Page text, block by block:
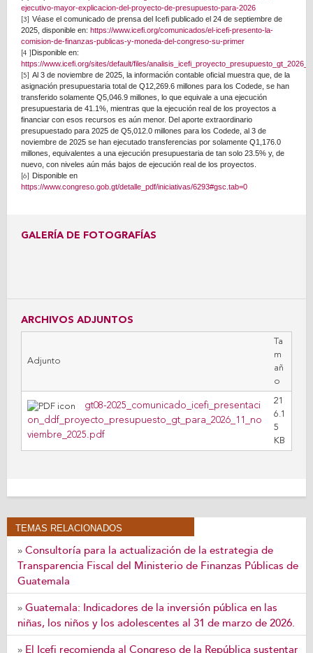
ejecutivo-mayor-explicacion-del-proyecto-de-presupuesto-para-2026
[3]
Véase el comunicado de prensa del Icefi publicado el 24 de septiembre de
2025, disponible en: https://www.icefi.org/comunicados/el-icefi-presento-la-
comision-de-finanzas-publicas-y-moneda-del-congreso-su-primer
[4 ] Disponible en:
https://www.icefi.org/sites/default/files/
[5]
Al 3 de noviembre de 2025, la información contable oficial muestra que, de la
asignación presupuestaria total de Q12,269.6 millones para los Codede, se han
transferido solamente Q5,046.9 millones, lo que equivale a una ejecución
presupuestaria de 41.1%, mientras que la ejecución real de los proyectos a
financiar con esos recursos es aún menor. Del aporte extraordinario
presupuestado para 2025 de Q5,012.0 millones para los Codede, al 3 de
noviembre de 2025 se han ejecutado transferencias por solamente Q1,176.0
millones, equivalentes a una ejecución presupuestaria de tan solo 23.5% y, de
nuevo, con niveles aún más bajos de ejecución real de los proyectos.
[6]
Disponible en
https://www.congreso.gob.gt/detalle_pdf/iniciativas/6293#gsc.tab=0
GALERÍA DE FOTOGRAFÍAS
ARCHIVOS ADJUNTOS
Adjunto
Ta
m
añ
o
gt08-2025_comunicado_icefi_presentaci
on_ddf_proyecto_presupuesto_gt_para_2026_11_no
viembre_2025.pdf
21
6.1
5
KB
TEMAS RELACIONADOS
» Consultoría para la actualización de la estrategia de
Transparencia Fiscal del Ministerio de Finanzas Públicas de
Guatemala
» Guatemala: Indicadores de la inversión pública en las
niñas, los niños y los adolescentes al 31 de marzo de 2026.
» El Icefi recomienda al Congreso de la República sustentar